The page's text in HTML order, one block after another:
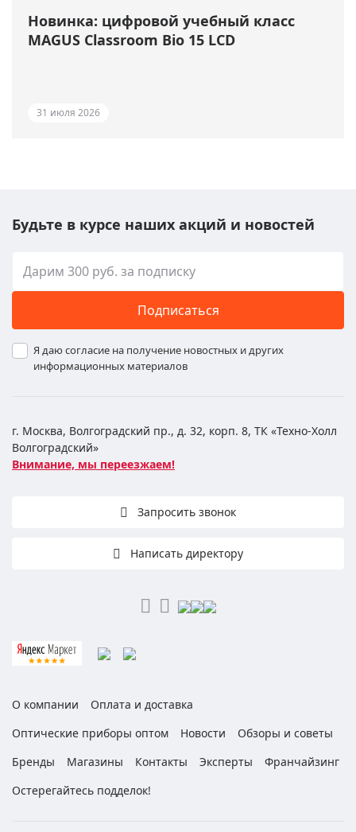
Новинка: цифровой учебный класс
MAGUS Classroom Bio 15 LCD
31 июля 2026
Будьте в курсе наших акций и новостей
Подписаться
Я даю согласие на получение новостных и других
информационных материалов
г. Москва, Волгоградский пр., д. 32, корп. 8, ТК «Техно-Холл
Волгоградский»
Внимание, мы переезжаем!
Запросить звонок
Написать директору
О компании
Оплата и доставка
Оптические приборы оптом
Новости
Обзоры и советы
Бренды
Магазины Контакты Эксперты
Франчайзинг
Остерегайтесь подделок!